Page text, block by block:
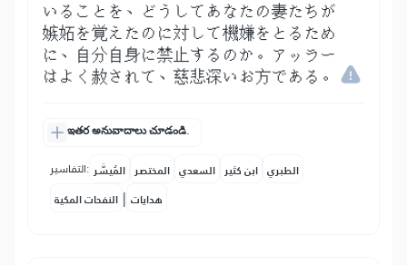
いることを、どうしてあなたの妻たちが
嫉妬を覚えたのに対して機嫌をとるため
に、自分自身に禁止するのか。アッラー
はよく赦されて、慈悲深いお方である。
ఇతర అనువాదాలు చూడండి.
التفاسير: المُيسَّر المختصر السعدي ابن كثير الطبري
النفحات المكية | هدايات